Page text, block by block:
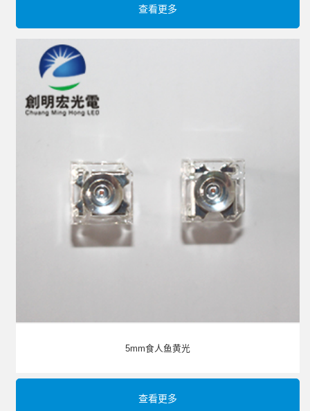
查看更多
5mm食人鱼黄光
查看更多